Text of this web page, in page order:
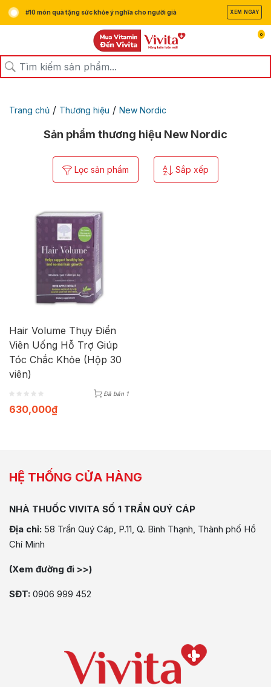
#10 món quà tặng sức khỏe ý nghĩa cho người già XEM NGAY
0
Trang chủ / Thương hiệu / New Nordic
Sản phẩm thương hiệu New Nordic
Lọc sản phẩm Sắp xếp
Hair Volume Thụy Điển
Viên Uống Hỗ Trợ Giúp
Tóc Chắc Khỏe (Hộp 30
viên)
Đã bán 1
630,000₫
HỆ THỐNG CỬA HÀNG
NHÀ THUỐC VIVITA SỐ 1 TRẦN QUÝ CÁP
Địa chỉ: 58 Trần Quý Cáp, P.11, Q. Bình Thạnh, Thành phố Hồ
Chí Minh
(Xem đường đi >>)
SĐT: 0906 999 452